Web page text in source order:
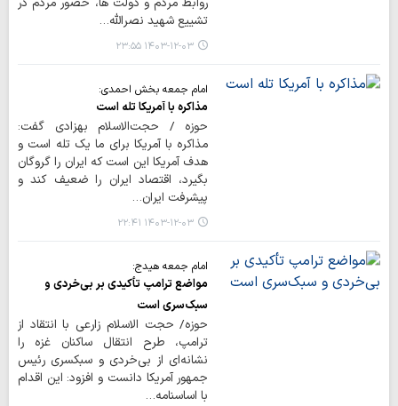
تشییع شهید نصرالله…
۱۴۰۳-۱۲-۰۳ ۲۳:۵۵
امام جمعه بخش احمدی:
مذاکره با آمریکا تله است
حوزه / حجت‌الاسلام بهزادی گفت:
مذاکره با آمریکا برای ما یک تله است و
هدف آمریکا این است که ایران را گروگان
بگیرد، اقتصاد ایران را ضعیف کند و
پیشرفت ایران…
۱۴۰۳-۱۲-۰۳ ۲۲:۴۱
امام جمعه هیدج:
مواضع ترامپ تأکیدی بر بی‌خردی و
سبک‌سری است
حوزه/ حجت الاسلام زارعی با انتقاد از
ترامپ، طرح انتقال ساکنان غزه را
نشانه‌ای از بی‌خردی و سبکسری رئیس
جمهور آمریکا دانست و افزود: این اقدام
با اساسنامه…